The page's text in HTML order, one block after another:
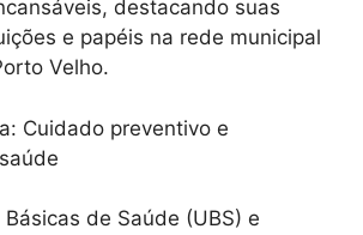
destacando suas
e papéis na rede municipal
Velho.
Cuidado preventivo e
de Saúde (UBS) e